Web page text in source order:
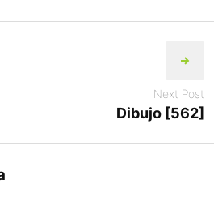
Next Post
Dibujo [562]